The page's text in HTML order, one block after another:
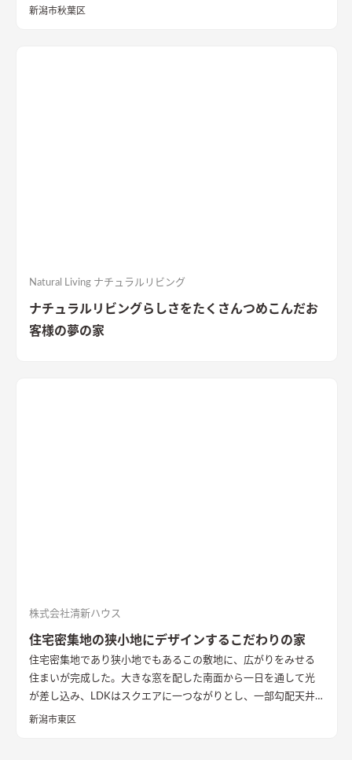
をお過ごし頂けるシンプルコンパクトな２９坪の間取り。東か
新潟市秋葉区
Natural Living ナチュラルリビング
ナチュラルリビングらしさをたくさんつめこんだお
客様の夢の家
株式会社清新ハウス
住宅密集地の狭小地にデザインするこだわりの家
住宅密集地であり狭小地でもあるこの敷地に、広がりをみせる
住まいが完成した。大きな窓を配した南面から一日を通して光
が差し込み、LDKはスクエアに一つながりとし、一部勾配天井
で縦横にゆったりする仕上げとなった。杉板と中霧島壁で仕上
新潟市東区